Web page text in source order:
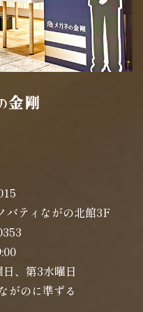
バティながの北館3F
、第3水曜日
がのに準ずる